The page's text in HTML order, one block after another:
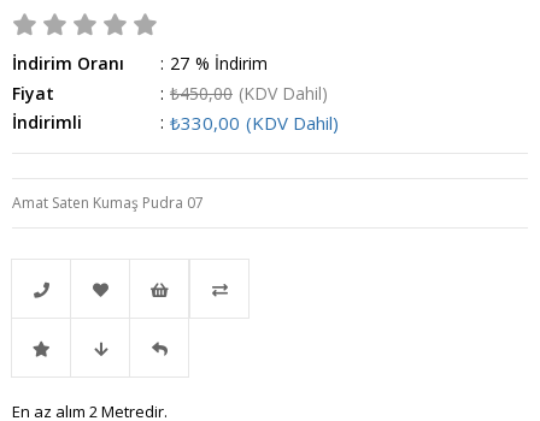
İndirim Oranı : %
27
İndirim
Fiyat
: ₺450,00 (KDV Dahil)
İndirimli
: ₺330,00 (KDV Dahil)
Amat Saten Kumaş Pudra 07
Telefonla
Sipariş
Favorilere
Ekle
İstek
Listeme
İndirimli Fiyat Gelince
En az alım 2 Metredir.